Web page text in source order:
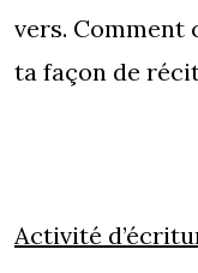
vers. Comment
ta façon de
Activité